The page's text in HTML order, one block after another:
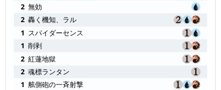
2 無効
2 轟く機知、ラル
1 スパイダーセンス
1 削剥
2 紅蓮地獄
2 魂標ランタン
1 舷側砲の一斉射撃